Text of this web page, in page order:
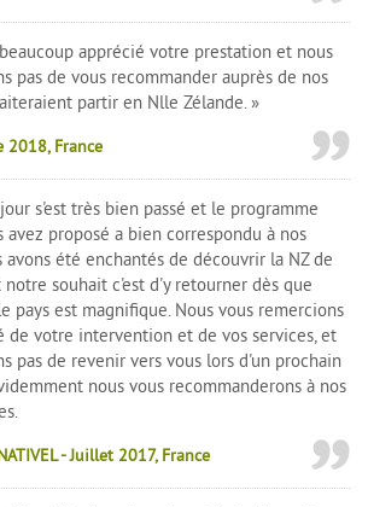
apprécié votre prestation et nous
pas de vous recommander auprès de nos
partir en Nlle Zélande. »
2018, France
s'est très bien passé et le programme
avez proposé a bien correspondu à nos
avons été enchantés de découvrir la NZ de
souhait c'est d'y retourner dès que
pays est magnifique. Nous vous remercions
de votre intervention et de vos services, et
pas de revenir vers vous lors d'un prochain
nous vous recommanderons à nos
- Juillet 2017, France